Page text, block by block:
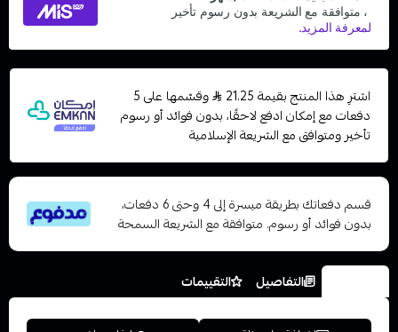
اشترِ هذا المنتج بقيمة 21.25
وقسّمها على 5
دفعات مع إمكان ادفع لاحقًا، بدون فوائد أو رسوم
تأخير ومتوافق مع الشريعة الإسلامية
قسم دفعاتك بطريقة ميسرة إلى 4 وحتى 6 دفعات،
بدون فوائد أو رسوم. متوافقة مع الشريعة السمحة
التفاصيل التقييمات